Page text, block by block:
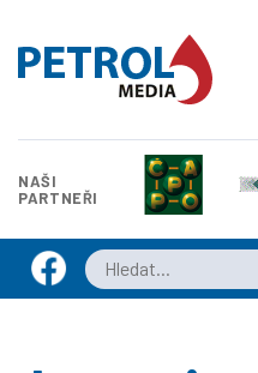
NAŠI
PARTNEŘI